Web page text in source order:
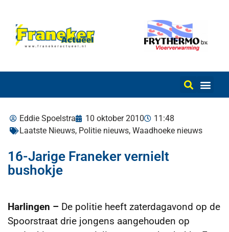
Eddie Spoelstra 10 oktober 2010
11:48
Laatste Nieuws, Politie nieuws, Waadhoeke nieuws
16-Jarige Franeker vernielt
bushokje
Harlingen – De politie heeft zaterdagavond op de
Spoorstraat drie jongens aangehouden op